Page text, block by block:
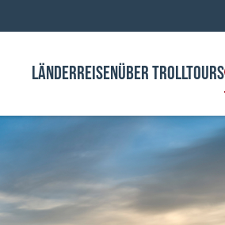
LÄNDERREISENÜBER TROLLTOURS